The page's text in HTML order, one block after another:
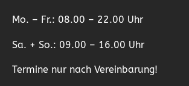
Mo. – Fr.: 08.00 – 22.00 Uhr
Sa. + So.: 09.00 – 16.00 Uhr
Termine nur nach Vereinbarung!